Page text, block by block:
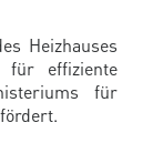
Heizhauses
für effiziente
für